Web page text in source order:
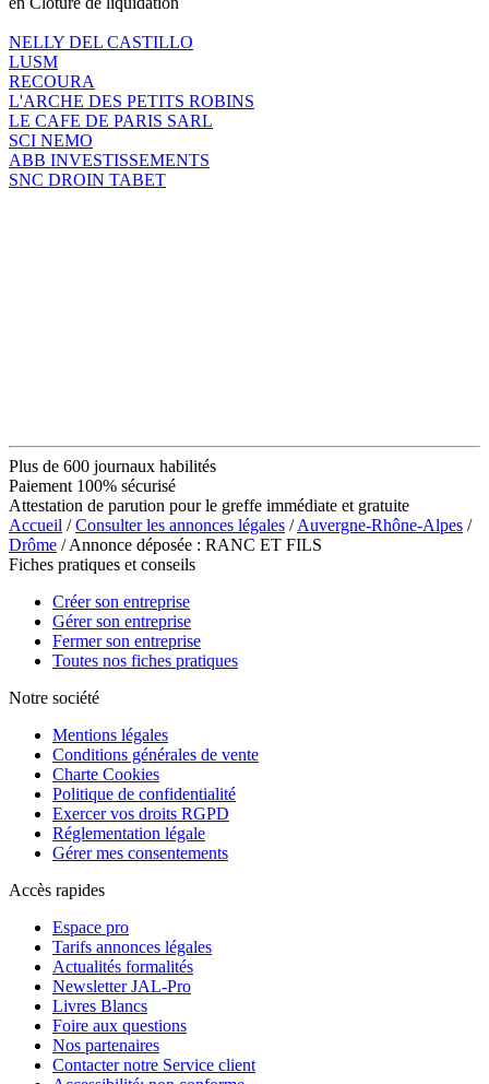
NELLY DEL CASTILLO
LUSM
RECOURA
L'ARCHE DES PETITS ROBINS
LE CAFE DE PARIS SARL
SCI NEMO
ABB INVESTISSEMENTS
SNC DROIN TABET
Plus de 600 journaux habilités
Paiement 100% sécurisé
Attestation de parution pour le greffe immédiate et gratuite
Accueil /Consulter les annonces légales /Auvergne-Rhône-Alpes /
Drôme / Annonce déposée : RANC ET FILS
Fiches pratiques et conseils
Créer son entreprise
Gérer son entreprise
Fermer son entreprise
Toutes nos fiches pratiques
Notre société
Mentions légales
Conditions générales de vente
Charte Cookies
Politique de confidentialité
Exercer vos droits RGPD
Réglementation légale
Gérer mes consentements
Accès rapides
Espace pro
Tarifs annonces légales
Actualités formalités
Newsletter JAL-Pro
Livres Blancs
Foire aux questions
Nos partenaires
Contacter notre Service client